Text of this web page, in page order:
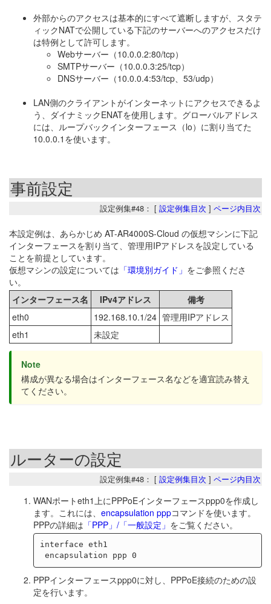
外部からのアクセスは基本的にすべて遮断しますが、スタテ
ィックNATで公開している下記のサーバーへのアクセスだけ
は特例として許可します。
Webサーバー（10.0.0.2:80/tcp）
SMTPサーバー（10.0.0.3:25/tcp）
DNSサーバー（10.0.0.4:53/tcp、53/udp）
LAN側のクライアントがインターネットにアクセスできるよ
う、ダイナミックENATを使用します。グローバルアドレス
には、ループバックインターフェース（lo）に割り当てた
10.0.0.1を使います。
事前設定
設定例集#48： [ 設定例集目次 ] ページ内目次
本設定例は、あらかじめ AT-AR4000S-Cloud の仮想マシンに下記
インターフェースを割り当て、管理用IPアドレスを設定している
ことを前提としています。
仮想マシンの設定については 「環境別ガイド」 をご参照くださ
い。
インターフェース名
IPv4アドレス
備考
eth0
192.168.10.1/24 管理用IPアドレス
eth1
未設定
Note
構成が異なる場合はインターフェース名などを適宜読み替え
てください。
ルーターの設定
設定例集#48： [ 設定例集目次 ] ページ内目次
WANポートeth1上にPPPoEインターフェースppp0を作成し
ます。これには、 encapsulation pppコマンドを使います。
PPPの詳細は 「PPP」/「一般設定」 をご覧ください。
interface eth1
PPPインターフェースppp0に対し、PPPoE接続のための設
定を行います。